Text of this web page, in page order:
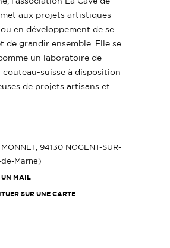
aux projets artistiques
en développement de se
de grandir ensemble. Elle se
un laboratoire de
couteau-suisse à disposition
de projets artisans et
94130 NOGENT-SUR-
de-Marne)
UN MAIL
SUR UNE CARTE